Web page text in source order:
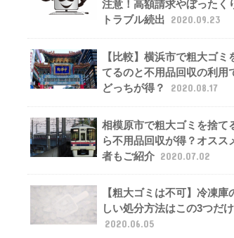
注意！高額請求やぼったく
トラブル続出
2020.09.23
【比較】横浜市で粗大ゴミ
てるのと不用品回収の利用
どっちが得？
2020.08.17
相模原市で粗大ゴミを捨て
ら不用品回収が得？オスス
者もご紹介 2020.07.02
【粗大ゴミは不可】冷凍庫
しい処分方法はこの3つだけ
2020.06.05